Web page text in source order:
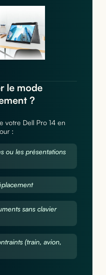
le mode
?
votre Dell Pro 14 en
:
ou les présentations
sans clavier
(train, avion,